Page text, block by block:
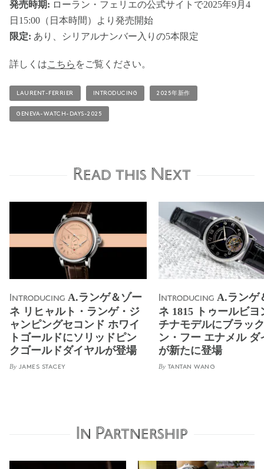
発売時期: ローラン・フェリエの公式サイトで2025年9月4
日15:00（日本時間）より発売開始
限定: あり、シリアルナンバー入りの5本限定
詳しくはこちら をご覧ください。
LAURENT-FERRIER INTRODUCING 2025年新作
GENEVA-WATCH-DAYS-2025
Read this Next
Introducing A.ランゲ＆ゾー
ネ リヒャルト・ランゲ・ジ
ャンピングセコンド ホワイ
トゴールドにソリッドピン
クゴールドダイヤルが登場
By JAMES STACEY
Introducing A.ランゲ
ネ 1815 トゥールビヨ
チナモデルにブラッ
ン・フー エナメル ダ
が新たに登場
By TANTAN WANG
In Partnership